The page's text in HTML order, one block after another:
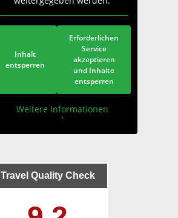
Inhalt
entsperren
Erforderlichen
Service
akzeptieren
und Inhalte
entsperren
Weitere Informationen
'
Travel Quality Check